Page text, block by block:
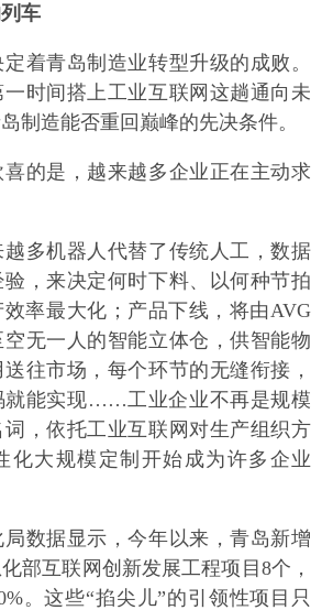
车
着青岛制造业转型升级的成败。
时间搭上工业互联网这趟通向未
制造能否重回巅峰的先决条件。
的是，越来越多企业正在主动求
多机器人代替了传统人工，数据
，来决定何时下料、以何种节拍
率最大化；产品下线，将由AVG
无一人的智能立体仓，供智能物
往市场，每个环节的无缝衔接，
就能实现……工业企业不再是规模
，依托工业互联网对生产组织方
化大规模定制开始成为许多企业
数据显示，今年以来，青岛新增
部互联网创新发展工程项目8个，
。这些“掐尖儿”的引领性项目只